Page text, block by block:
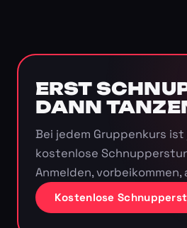
ERST
DANN
Bei jedem Gruppenkurs
kostenlose
Anmelden, vorbeikommen,
Kostenlose